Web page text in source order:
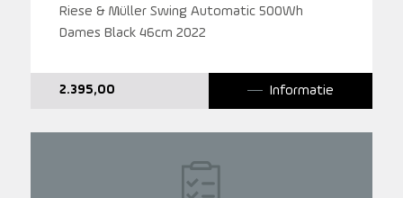
Riese & Müller Swing Automatic 500Wh
Dames Black 46cm 2022
2.395,00 Informatie